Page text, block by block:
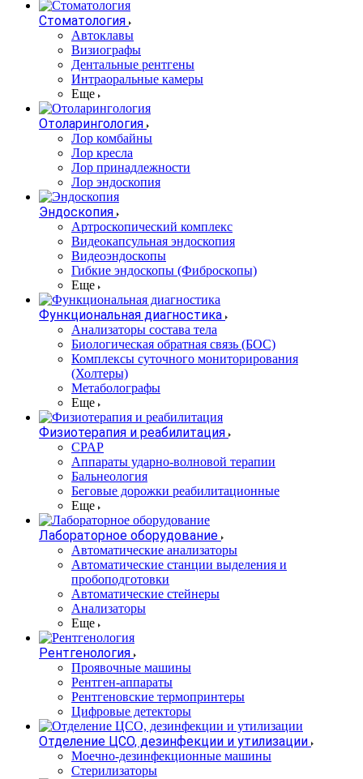
Стоматология
Автоклавы
Визиографы
Дентальные рентгены
Интраоральные камеры
Еще
Отоларингология
Лор комбайны
Лор кресла
Лор принадлежности
Лор эндоскопия
Эндоскопия
Артроскопический комплекс
Видеокапсульная эндоскопия
Видеоэндоскопы
Гибкие эндоскопы (Фиброcкопы)
Еще
Функциональная диагностика
Анализаторы состава тела
Биологическая обратная связь (БОС)
Комплексы суточного мониторирования
(Холтеры)
Метаболографы
Еще
Физиотерапия и реабилитация
CPAP
Аппараты ударно-волновой терапии
Бальнеология
Беговые дорожки реабилитационные
Еще
Лабораторное оборудование
Автоматические анализаторы
Автоматические станции выделения и
пробоподготовки
Автоматические стейнеры
Анализаторы
Еще
Рентгенология
Проявочные машины
Рентген-аппараты
Рентгеновские термопринтеры
Цифровые детекторы
Отделение ЦСО, дезинфекции и утилизации
Моечно-дезинфекционные машины
Стерилизаторы